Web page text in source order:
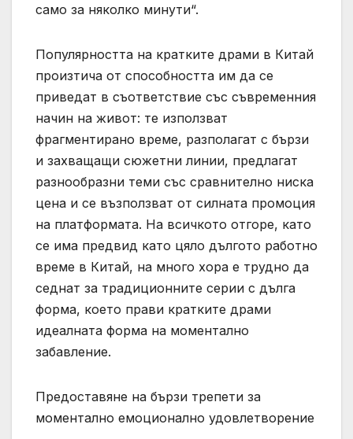
само за няколко минути“.
Популярността на кратките драми в Китай
произтича от способността им да се
приведат в съответствие със съвременния
начин на живот: те използват
фрагментирано време, разполагат с бързи
и захващащи сюжетни линии, предлагат
разнообразни теми със сравнително ниска
цена и се възползват от силната промоция
на платформата. На всичкото отгоре, като
се има предвид като цяло дългото работно
време в Китай, на много хора е трудно да
седнат за традиционните серии с дълга
форма, което прави кратките драми
идеалната форма на моментално
забавление.
Предоставяне на бързи трепети за
моментално емоционално удовлетворение